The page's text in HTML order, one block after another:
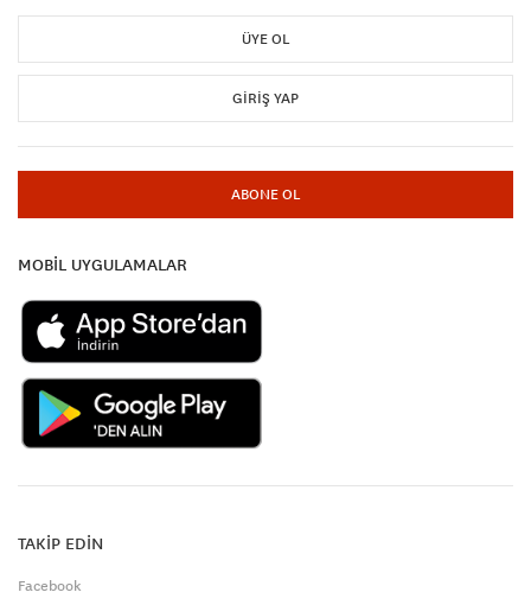
ÜYE OL
GIRIŞ YAP
ABONE OL
MOBİL UYGULAMALAR
TAKİP EDİN
Facebook